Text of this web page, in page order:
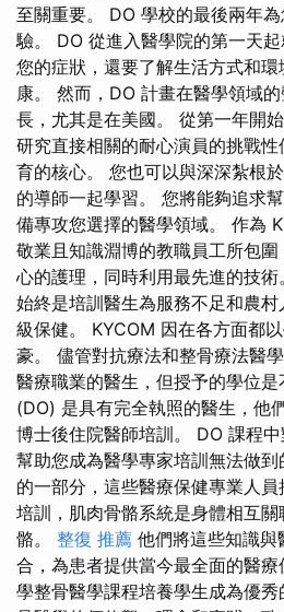
至關重要。 DO 學校的最後兩年
驗。 DO 從進入醫學院的第一天
您的症狀，還要了解生活方式和
康。 然而，DO 計畫在醫學領域
長，尤其是在美國。 從第一年開
研究直接相關的耐心演員的挑戰
育的核心。 您也可以與深深紮根
的導師一起學習。 您將能夠追求
備專攻您選擇的醫學領域。 作為
敬業且知識淵博的教職員工所包
心的護理，同時利用最先進的技
始終是培訓醫生為服務不足和農
級保健。 KYCOM 因在各方面都
豪。 儘管對抗療法和整骨療法醫
醫療職業的醫生，但授予的學位
(DO) 是具有完全執照的醫生，他
博士後住院醫師培訓。 DO 課程
幫助您成為醫學專家培訓無法做
的一部分，這些醫療保健專業人
培訓，肌肉骨骼系統是身體相互
骼。 整復 推薦 他們將這些知識
合，為患者提供當今最全面的醫
學整骨醫學課程培養學生成為優